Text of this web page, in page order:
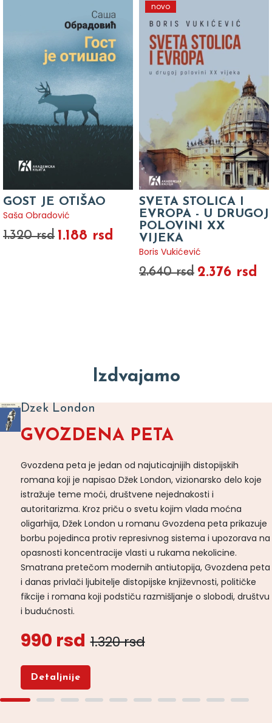
GOST JE OTIŠAO
Saša Obradović
1.320 rsd 1.188 rsd
novo
SVETA STOLICA I
EVROPA - U DRUGOJ
POLOVINI XX
VIJEKA
Boris Vukićević
2.640 rsd 2.376 rsd
Izdvajamo
Dzek London
GVOZDENA PETA
Gvozdena peta je jedan od najuticajnijih distopijskih
romana koji je napisao Džek London, vizionarsko delo koje
istražuje teme moći, društvene nejednakosti i
autoritarizma. Kroz priču o svetu kojim vlada moćna
oligarhija, Džek London u romanu Gvozdena peta prikazuje
borbu pojedinca protiv represivnog sistema i upozorava na
opasnosti koncentracije vlasti u rukama nekolicine.
Smatrana pretečom modernih antiutopija, Gvozdena peta
i danas privlači ljubitelje distopijske književnosti, političke
fikcije i romana koji podstiču razmišljanje o slobodi, društvu
i budućnosti.
990 rsd 1.320 rsd
Detaljnije